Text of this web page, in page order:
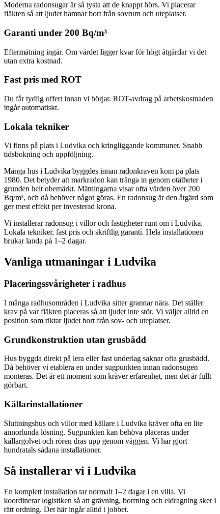
Moderna radonsugar är så tysta att de knappt hörs. Vi placerar
fläkten så att ljudet hamnar bort från sovrum och uteplatser.
Garanti under 200 Bq/m³
Eftermätning ingår. Om värdet ligger kvar för högt åtgärdar vi det
utan extra kostnad.
Fast pris med ROT
Du får tydlig offert innan vi börjar. ROT-avdrag på arbetskostnaden
ingår automatiskt.
Lokala tekniker
Vi finns på plats i Ludvika och kringliggande kommuner. Snabb
tidsbokning och uppföljning.
Många hus i Ludvika byggdes innan radonkraven kom på plats
1980. Det betyder att markradon kan tränga in genom otätheter i
grunden helt obemärkt. Mätningarna visar ofta värden över 200
Bq/m³, och då behöver något göras. En radonsug är den åtgärd som
ger mest effekt per investerad krona.
Vi installerar radonsug i villor och fastigheter runt om i Ludvika.
Lokala tekniker, fast pris och skriftlig garanti. Hela installationen
brukar landa på 1–2 dagar.
Vanliga utmaningar i Ludvika
Placeringssvårigheter i radhus
I många radhusområden i Ludvika sitter grannar nära. Det ställer
krav på var fläkten placeras så att ljudet inte stör. Vi väljer alltid en
position som riktar ljudet bort från sov- och uteplatser.
Grundkonstruktion utan grusbädd
Hus byggda direkt på lera eller fast underlag saknar ofta grusbädd.
Då behöver vi etablera en under sugpunkten innan radonsugen
monteras. Det är ett moment som kräver erfarenhet, men det är fullt
görbart.
Källarinstallationer
Sluttningshus och villor med källare i Ludvika kräver ofta en lite
annorlunda lösning. Sugpunkten kan behöva placeras under
källargolvet och rören dras upp genom väggen. Vi har gjort
hundratals sådana installationer.
Så installerar vi i Ludvika
En komplett installation tar normalt 1–2 dagar i en villa. Vi
koordinerar logistiken så att grävning, borrning och eldragning sker i
rätt ordning. Det här ingår alltid i jobbet.